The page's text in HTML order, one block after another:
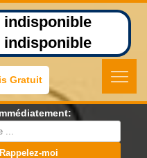
indisponible
indisponible
Gratuit